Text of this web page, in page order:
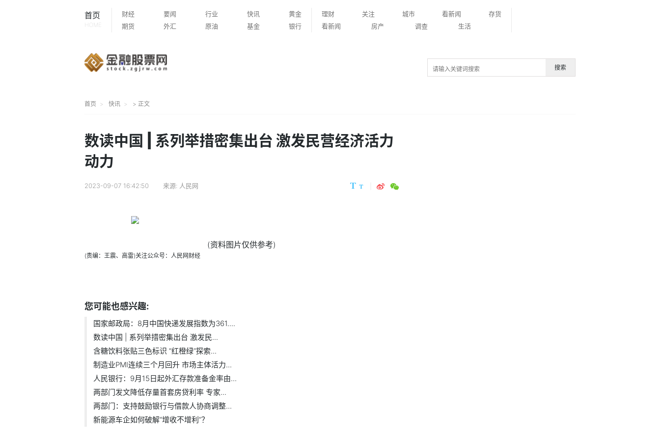
首页
HOME
财经 要闻 行业 快讯
黄金
期货
外汇 原油 基金 银行
理财 关注 城市 看新闻
存货
看新闻
房产 调查 生活
搜索
首页 快讯 > 正文
数读中国 | 系列举措密集出台 激发民营经济活力
动力
2023-09-07 16:42:50 来源: 人民网
(资料图片仅供参考)
(责编：王震、高雷)关注公众号：人民网财经
您可能也感兴趣:
国家邮政局：8月中国快递发展指数为361....
数读中国 | 系列举措密集出台 激发民...
含糖饮料张贴三色标识 “红橙绿”探索...
制造业PMI连续三个月回升 市场主体活力...
人民银行：9月15日起外汇存款准备金率由...
两部门发文降低存量首套房贷利率 专家...
两部门：支持鼓励银行与借款人协商调整...
新能源车企如何破解“增收不增利”？